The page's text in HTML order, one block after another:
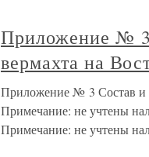
Приложение № 3
вермахта на
Приложение № 3 Состав и
Примечание: не учтены
Примечание: не учтены